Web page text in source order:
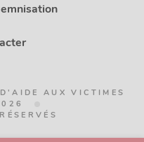
AUX VICTIMES